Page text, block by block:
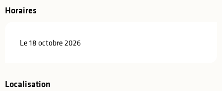
Horaires
Le 18 octobre 2026
Localisation